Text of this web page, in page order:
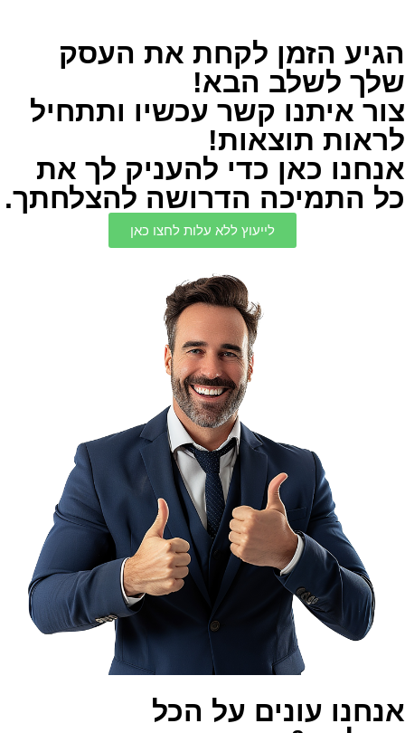
הגיע הזמן לקחת את העסק
שלך לשלב הבא!
צור איתנו קשר עכשיו ותתחיל
לראות תוצאות!
אנחנו כאן כדי להעניק לך את
כל התמיכה הדרושה להצלחתך.
לייעוץ ללא עלות לחצו כאן
אנחנו עונים על הכל